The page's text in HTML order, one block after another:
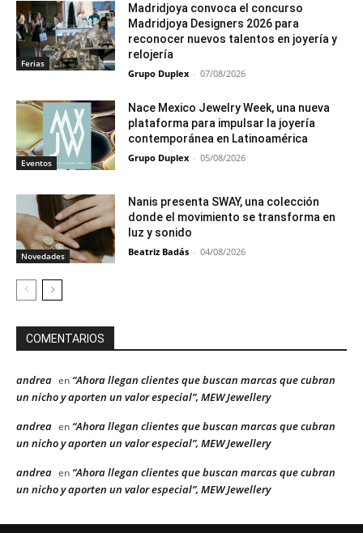
Ferias
Madridjoya convoca el concurso
Madridjoya Designers 2026 para
reconocer nuevos talentos en joyería y
relojería
Grupo Duplex - 07/08/2026
Eventos
Nace Mexico Jewelry Week, una nueva
plataforma para impulsar la joyería
contemporánea en Latinoamérica
Grupo Duplex - 05/08/2026
Novedades
Nanis presenta SWAY, una colección
donde el movimiento se transforma en
luz y sonido
Beatriz Badás - 04/08/2026
COMENTARIOS
andrea en “Ahora llegan clientes que buscan marcas que cubran
un nicho y aporten un valor especial”, MEW Jewellery
andrea en “Ahora llegan clientes que buscan marcas que cubran
un nicho y aporten un valor especial”, MEW Jewellery
andrea en “Ahora llegan clientes que buscan marcas que cubran
un nicho y aporten un valor especial”, MEW Jewellery